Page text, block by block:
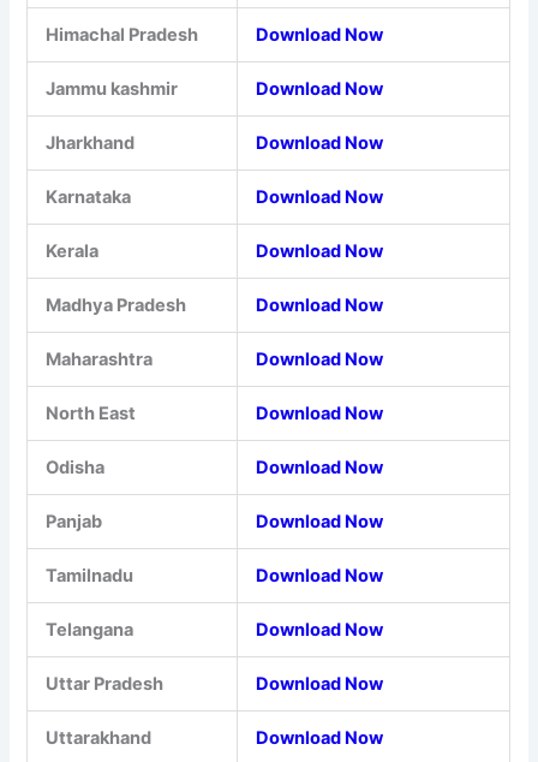
Himachal Pradesh Download Now
Jammu kashmir Download Now
Jharkhand Download Now
Karnataka Download Now
Kerala Download Now
Madhya Pradesh Download Now
Maharashtra Download Now
North East Download Now
Odisha Download Now
Panjab Download Now
Tamilnadu Download Now
Telangana Download Now
Uttar Pradesh Download Now
Uttarakhand Download Now